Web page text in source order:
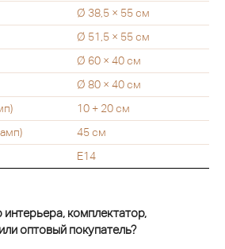
Ø 38,5 × 55 см
Ø 51,5 × 55 см
Ø 60 × 40 см
Ø 80 × 40 см
10 + 20 см
45 см
E14
интерьера, комплектатор,
оптовый покупатель?